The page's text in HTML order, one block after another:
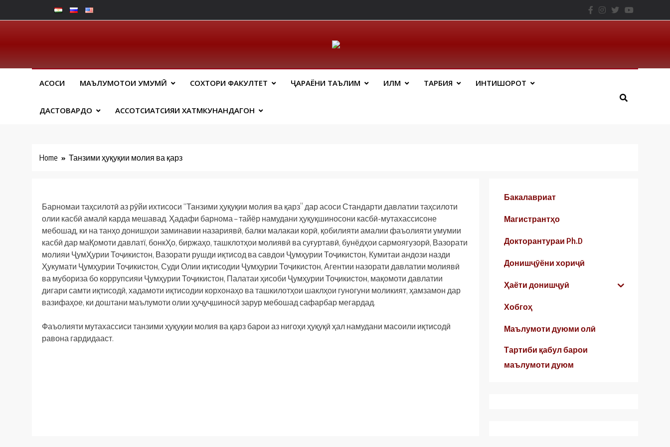
to
Юридический Факальтет – ТНУ
АСОСИ МАЪЛУМОТҲОИ УМУМӢ СОХТОРИ ФАКУЛТЕТ ҶАРАЁНИ ТАЪЛИМ ИЛМ ТАРБИЯ ИНТИШОРОТ
ДАСТОВАРДҲО АССОТСИАТСИЯИ ХАТМКУНАНДАГОН
Home Танзими ҳуқуқии молия ва қарз
Барномаи таҳсилотӣ аз рӯйи ихтисоси “Танзими ҳуқуқии молия ва қарз” дар асоси Стандарти давлатии таҳсилоти
олии касбӣ амалӣ карда мешавад. Ҳадафи барнома – тайёр намудани ҳуқуқшиносони касбӣ-мутахассисоне
мебошад, ки на танҳо донишҳои заминавии назариявӣ, балки малакаи корӣ, қобилияти амалии фаъолияти умумии
касбӣ дар маҚомоти давлатї, бонкҲо, биржаҳо, ташклотҳои молиявӣ ва суғуртавӣ, бунёдҳои сармоягузорӣ, Вазорати
молияи ҶумҲурии Тоҷикистон, Вазорати рушди иқтисод ва савдои Ҷумҳурии Тоҷикистон, Кумитаи андози назди
Ҳукумати Ҷумҳурии Тоҷикистон, Суди Олии иқтисодии Ҷумҳурии Тоҷикистон, Агентии назорати давлатии молиявӣ
ва мубориза бо коррупсияи Ҷумҳурии Тоҷикистон, Палатаи ҳисоби Ҷумҳурии Тоҷикистон, мақомоти давлатии
дигари самти иқтисодӣ, хадамоти иқтисодии корхонаҳо ва ташкилотҳои шаклҳои гуногуни моликият, ҳамзамон дар
вазифаҳое, ки доштани маълумоти олии ҳуҷуҷшиносӣ зарур мебошад сафарбар мегардад.
Фаъолияти мутахассиси танзими ҳуқуқии молия ва қарз барои аз нигоҳи ҳуқуқӣ ҳал намудани масоили иқтисодӣ
равона гардидааст.
Бакалавриат
Магистрантҳо
Докторантураи Ph.D
Донишҷӯёни хориҷӣ
Ҳаёти донишҷуӣ
Хобгоҳ
Маълумоти дуюми олӣ
Тартиби қабул барои
маълумоти дуюм